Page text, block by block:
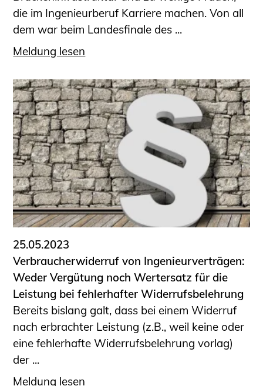
die im Ingenieurberuf Karriere machen. Von all
dem war beim Landesfinale des ...
Meldung lesen
25.05.2023
Verbraucherwiderruf von Ingenieurverträgen:
Weder Vergütung noch Wertersatz für die
Leistung bei fehlerhafter Widerrufsbelehrung
Bereits bislang galt, dass bei einem Widerruf
nach erbrachter Leistung (z.B., weil keine oder
eine fehlerhafte Widerrufsbelehrung vorlag)
der ...
Meldung lesen